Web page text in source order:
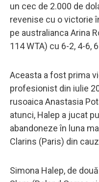
un cec de 2.000 de
revenise cu o victorie
pe australianca Arina
114 WTA) cu 6-2, 4-6,
Aceasta a fost prima
profesionist din iulie
rusoaica Anastasia
atunci, Halep a jucat
abandoneze în luna
Clarins (Paris) din
Simona Halep, de